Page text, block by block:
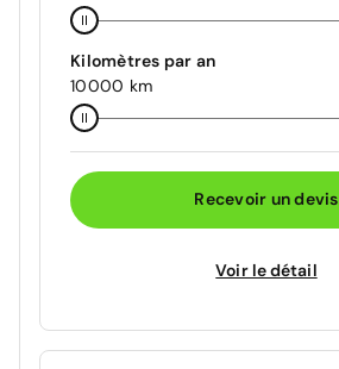
Kilomètres par an
10000 km
Recevoir un devis
Voir le détail